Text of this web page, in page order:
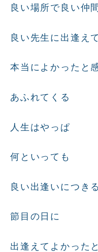
良い場所で良い仲
良い先生に出逢えて
本当によかったと
あふれてくる
人生はやっぱ
何といっても
良い出逢いにつきる
節目の日に
出逢えてよかった